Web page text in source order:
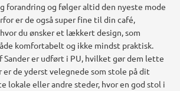
forandring og følger altid den nyeste mode
er de også super fine til din café,
du ønsker et lækkert design, som
komfortabelt og ikke mindst praktisk.
Sander er udført i PU, hvilket gør dem lette
er de yderst velegnede som stole på dit
lokale eller andre steder, hvor en god stol i